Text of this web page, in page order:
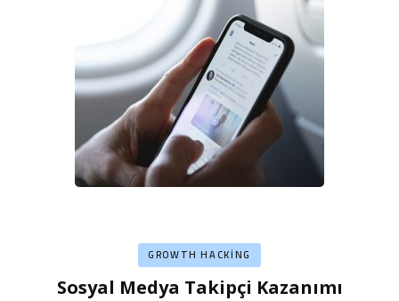
GROWTH HACKING
Sosyal Medya Takipçi Kazanımı